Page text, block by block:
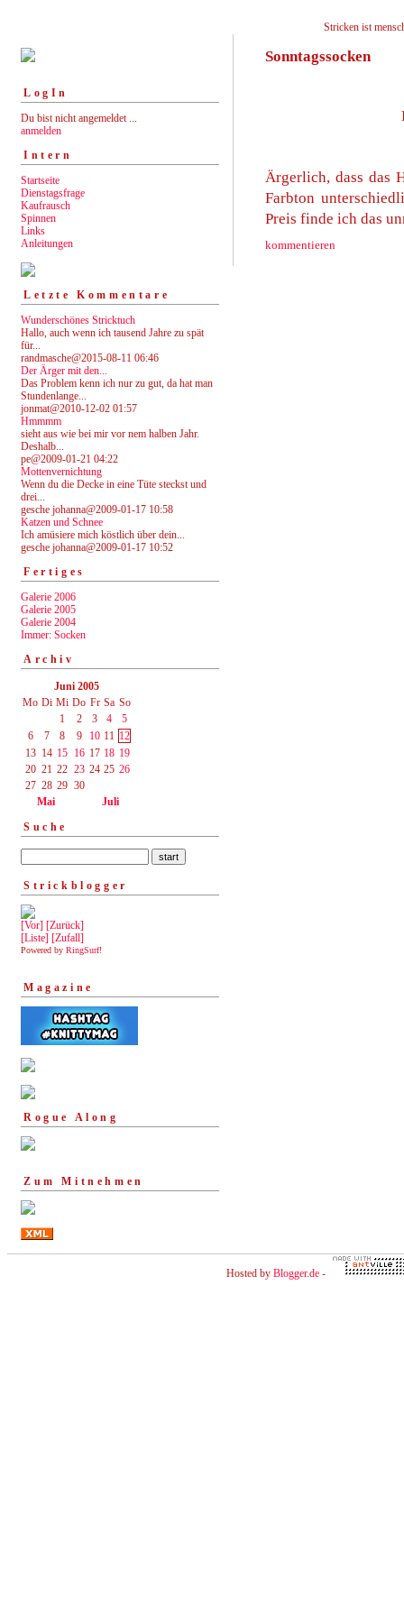
Stricken ist
LogIn
Du bist nicht angemeldet ...
anmelden
Intern
Startseite
Dienstagsfrage
Kaufrausch
Spinnen
Links
Anleitungen
Letzte Kommentare
Wunderschönes Stricktuch
Hallo, auch wenn ich tausend Jahre zu spät
für...
randmasche@2015-08-11 06:46
Der Ärger mit den...
Das Problem kenn ich nur zu gut, da hat man
Stundenlange...
jonmat@2010-12-02 01:57
Hmmmm
sieht aus wie bei mir vor nem halben Jahr.
Deshalb...
pe@2009-01-21 04:22
Mottenvernichtung
Wenn du die Decke in eine Tüte steckst und
drei...
gesche johanna@2009-01-17 10:58
Katzen und Schnee
Ich amüsiere mich köstlich über dein...
gesche johanna@2009-01-17 10:52
Fertiges
Galerie 2006
Galerie 2005
Galerie 2004
Immer: Socken
Archiv
Juni 2005
Mo Di Mi Do Fr Sa So
1
2 3 4
5
6
7 8 9 10 11 12
13 14 15 16 17 18 19
20 21 22 23 24 25 26
27 28 29 30
Mai
Juli
Suche
Strickblogger
[Vor] [Zurück]
[Liste] [Zufall]
Powered by RingSurf!
Magazine
Rogue Along
Zum Mitnehmen
Sonntagssocken
Ärgerlich, dass das
Farbton
Preis finde ich das
kommentieren
Hosted by Blogger.de -